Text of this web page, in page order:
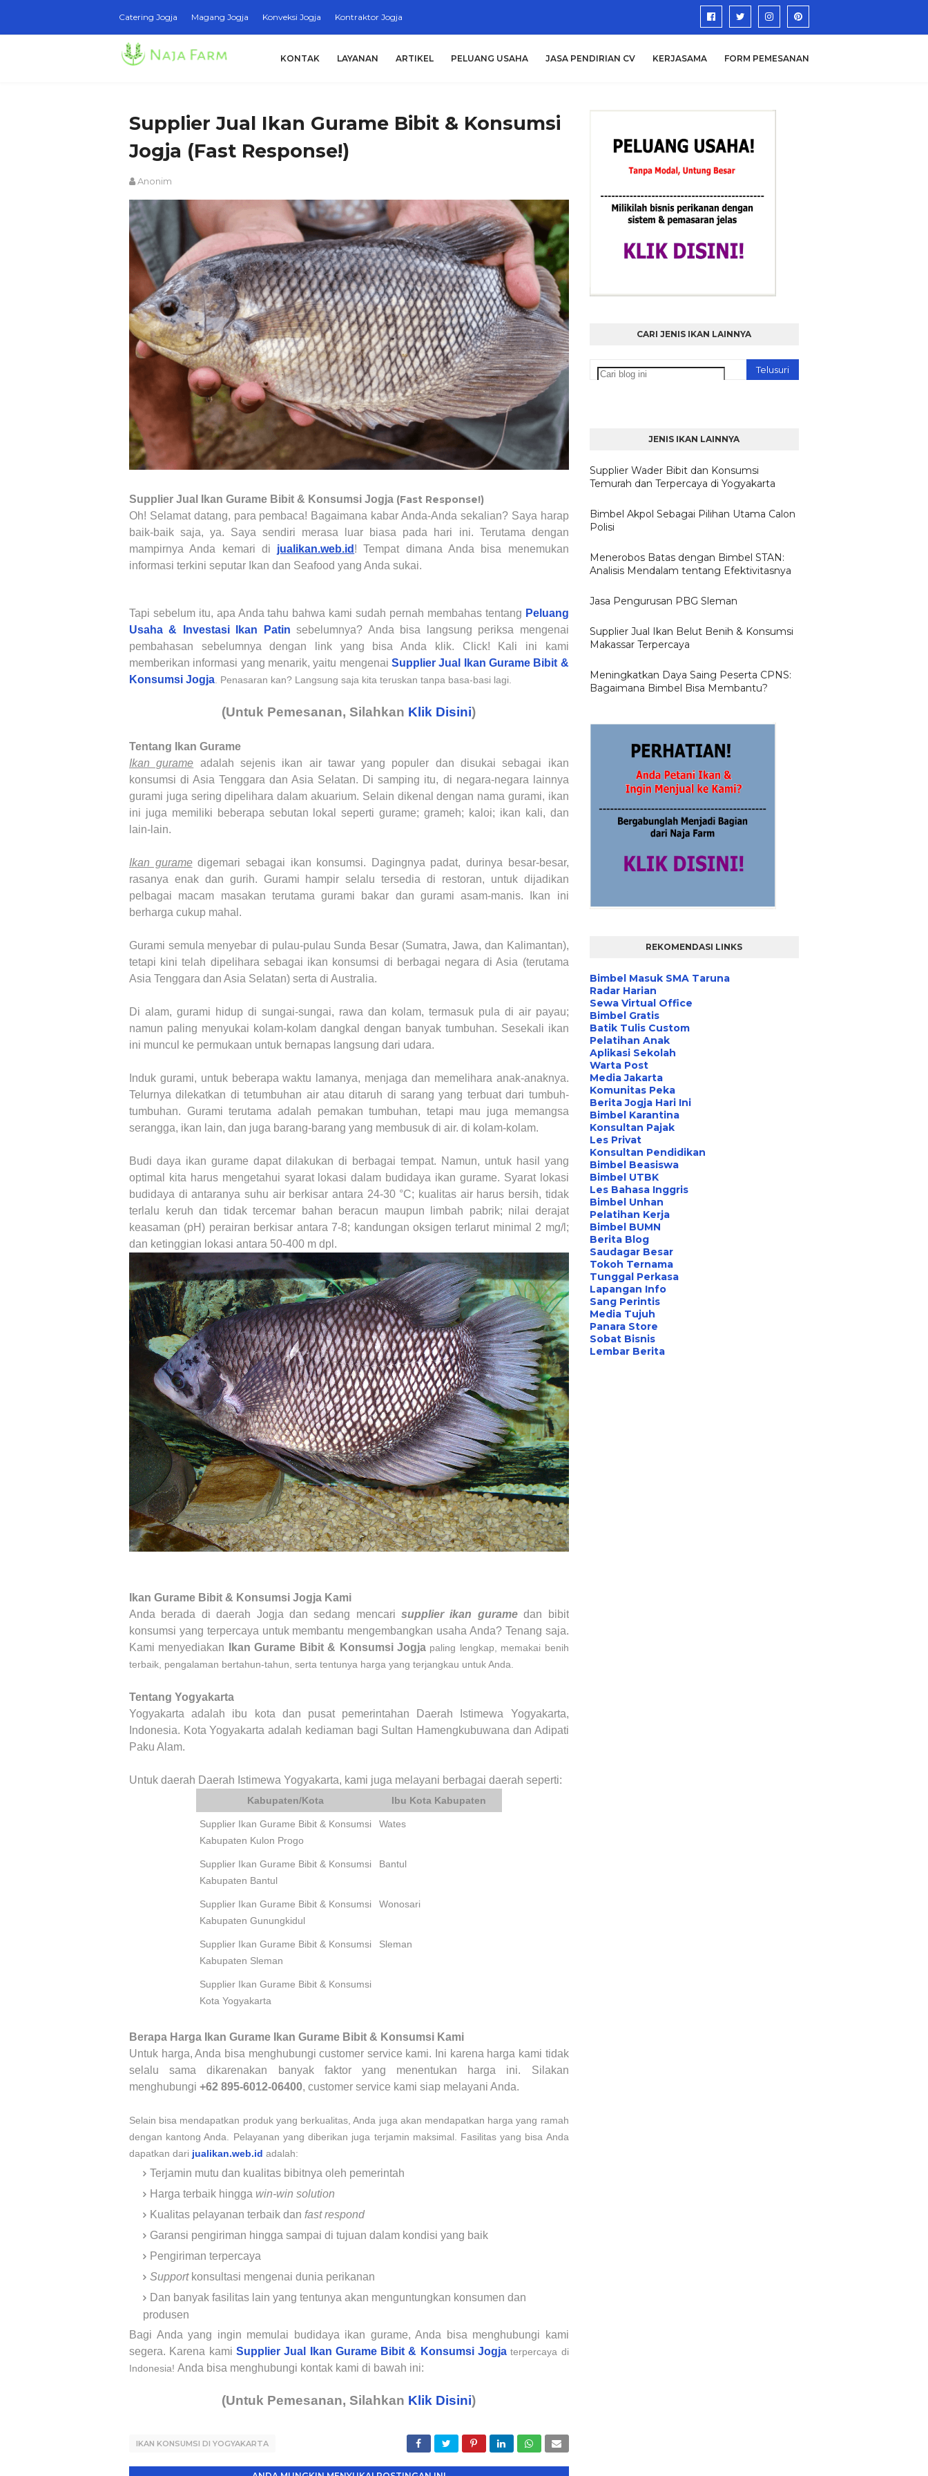
Catering Jogja Magang Jogja Konveksi Jogja Kontraktor Jogja
KONTAK LAYANAN ARTIKEL PELUANG USAHA JASA PENDIRIAN CV KERJASAMA FORM PEMESANAN
Supplier Jual Ikan Gurame Bibit & Konsumsi
Jogja (Fast Response!)
Anonim
Supplier Jual Ikan Gurame Bibit & Konsumsi Jogja (Fast Response!)
Oh! Selamat datang, para pembaca! Bagaimana kabar Anda-Anda sekalian? Saya harap
baik-baik saja, ya. Saya sendiri merasa luar biasa pada hari ini. Terutama dengan
mampirnya Anda kemari di jualikan.web.id ! Tempat dimana Anda bisa menemukan
informasi terkini seputar Ikan dan Seafood yang Anda sukai.
Tapi sebelum itu, apa Anda tahu bahwa kami sudah pernah membahas tentang Peluang
Usaha & Investasi Ikan Patin sebelumnya? Anda bisa langsung periksa mengenai
pembahasan sebelumnya dengan link yang bisa Anda klik. Click! Kali ini kami
memberikan informasi yang menarik, yaitu mengenai Supplier Jual Ikan Gurame Bibit &
Konsumsi Jogja . Penasaran kan? Langsung saja kita teruskan tanpa basa-basi lagi.
(Untuk Pemesanan, Silahkan Klik Disini)
Tentang Ikan Gurame
Ikan gurame adalah sejenis ikan air tawar yang populer dan disukai sebagai ikan
konsumsi di Asia Tenggara dan Asia Selatan. Di samping itu, di negara-negara lainnya
gurami juga sering dipelihara dalam akuarium. Selain dikenal dengan nama gurami, ikan
ini juga memiliki beberapa sebutan lokal seperti gurame; grameh; kaloi; ikan kali, dan
lain-lain.
Ikan guramedigemari sebagai ikan konsumsi. Dagingnya padat, durinya besar-besar,
rasanya enak dan gurih. Gurami hampir selalu tersedia di restoran, untuk dijadikan
pelbagai macam masakan terutama gurami bakar dan gurami asam-manis. Ikan ini
berharga cukup mahal.
Gurami semula menyebar di pulau-pulau Sunda Besar (Sumatra, Jawa, dan Kalimantan),
tetapi kini telah dipelihara sebagai ikan konsumsi di berbagai negara di Asia (terutama
Asia Tenggara dan Asia Selatan) serta di Australia.
Di alam, gurami hidup di sungai-sungai, rawa dan kolam, termasuk pula di air payau;
namun paling menyukai kolam-kolam dangkal dengan banyak tumbuhan. Sesekali ikan
ini muncul ke permukaan untuk bernapas langsung dari udara.
Induk gurami, untuk beberapa waktu lamanya, menjaga dan memelihara anak-anaknya.
Telurnya dilekatkan di tetumbuhan air atau ditaruh di sarang yang terbuat dari tumbuh-
tumbuhan. Gurami terutama adalah pemakan tumbuhan, tetapi mau juga memangsa
serangga, ikan lain, dan juga barang-barang yang membusuk di air. di kolam-kolam.
Budi daya ikan gurame dapat dilakukan di berbagai tempat. Namun, untuk hasil yang
optimal kita harus mengetahui syarat lokasi dalam budidaya ikan gurame. Syarat lokasi
budidaya di antaranya suhu air berkisar antara 24-30 °C; kualitas air harus bersih, tidak
terlalu keruh dan tidak tercemar bahan beracun maupun limbah pabrik; nilai derajat
keasaman (pH) perairan berkisar antara 7-8; kandungan oksigen terlarut minimal 2 mg/l;
dan ketinggian lokasi antara 50-400 m dpl.
Ikan Gurame Bibit & Konsumsi Jogja Kami
Anda berada di daerah Jogja dan sedang mencarisupplier ikan guramedan bibit
konsumsi yang terpercaya untuk membantu mengembangkan usaha Anda? Tenang saja.
Kami menyediakan
Ikan Gurame Bibit & Konsumsi Jogjapaling lengkap, memakai benih
terbaik, pengalaman bertahun-tahun, serta tentunya harga yang terjangkau untuk Anda.
Tentang Yogyakarta
Yogyakarta adalah ibu kota dan pusat pemerintahan Daerah Istimewa Yogyakarta,
Indonesia. Kota Yogyakarta adalah kediaman bagi Sultan Hamengkubuwana dan Adipati
Paku Alam.
Untuk daerah Daerah Istimewa Yogyakarta, kami juga melayani berbagai daerah seperti:
Kabupaten/Kota Ibu Kota Kabupaten
Supplier Ikan Gurame Bibit & Konsumsi
Kabupaten Kulon Progo
Wates
Supplier Ikan Gurame Bibit & Konsumsi
Kabupaten Bantul
Bantul
Supplier Ikan Gurame Bibit & Konsumsi
Kabupaten Gunungkidul
Wonosari
Supplier Ikan Gurame Bibit & Konsumsi
Kabupaten Sleman
Sleman
Supplier Ikan Gurame Bibit & Konsumsi
Kota Yogyakarta
Berapa Harga Ikan Gurame Ikan Gurame Bibit & Konsumsi Kami
Untuk harga, Anda bisa menghubungi customer service kami. Ini karena harga kami tidak
selalu sama dikarenakan banyak faktor yang menentukan harga ini. Silakan
menghubungi +62 895-6012-06400, customer service kami siap melayani Anda.
Selain bisa mendapatkan produk yang berkualitas, Anda juga akan mendapatkan harga yang ramah
dengan kantong Anda. Pelayanan yang diberikan juga terjamin maksimal. Fasilitas yang bisa Anda
dapatkan dari jualikan.web.id adalah:
Terjamin mutu dan kualitas bibitnya oleh pemerintah
Harga terbaik hingga win-win solution
Kualitas pelayanan terbaik dan fast respond
Garansi pengiriman hingga sampai di tujuan dalam kondisi yang baik
Pengiriman terpercaya
Supportkonsultasi mengenai dunia perikanan
Dan banyak fasilitas lain yang tentunya akan menguntungkan konsumen dan
produsen
Bagi Anda yang ingin memulai budidaya ikan gurame, Anda bisa menghubungi kami
segera. Karena kami Supplier Jual Ikan Gurame Bibit & Konsumsi Jogja terpercaya di
Indonesia! Anda bisa menghubungi kontak kami di bawah ini:
(Untuk Pemesanan, Silahkan Klik Disini)
IKAN KONSUMSI DI YOGYAKARTA
CARI JENIS IKAN LAINNYA
JENIS IKAN LAINNYA
Supplier Wader Bibit dan Konsumsi
Temurah dan Terpercaya di Yogyakarta
Bimbel Akpol Sebagai Pilihan Utama Calon
Polisi
Menerobos Batas dengan Bimbel STAN:
Analisis Mendalam tentang Efektivitasnya
Jasa Pengurusan PBG Sleman
Supplier Jual Ikan Belut Benih & Konsumsi
Makassar Terpercaya
Meningkatkan Daya Saing Peserta CPNS:
Bagaimana Bimbel Bisa Membantu?
REKOMENDASI LINKS
Bimbel Masuk SMA Taruna
Radar Harian
Sewa Virtual Office
Bimbel Gratis
Batik Tulis Custom
Pelatihan Anak
Aplikasi Sekolah
Warta Post
Media Jakarta
Komunitas Peka
Berita Jogja Hari Ini
Bimbel Karantina
Konsultan Pajak
Les Privat
Konsultan Pendidikan
Bimbel Beasiswa
Bimbel UTBK
Les Bahasa Inggris
Bimbel Unhan
Pelatihan Kerja
Bimbel BUMN
Berita Blog
Saudagar Besar
Tokoh Ternama
Tunggal Perkasa
Lapangan Info
Sang Perintis
Media Tujuh
Panara Store
Sobat Bisnis
Lembar Berita